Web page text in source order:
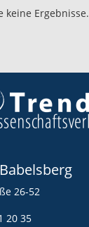
keine Ergebnisse.
26-52
20 35